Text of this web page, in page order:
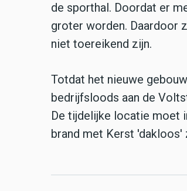
de sporthal. Doordat er
groter worden. Daardoor
niet toereikend zijn.
Totdat het nieuwe
bedrijfsloods aan de
De tijdelijke locatie moet
brand met Kerst 'dakloos'